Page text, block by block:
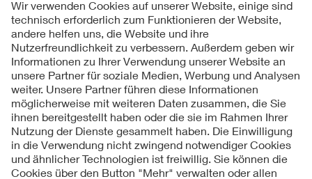
Folgen Sie uns
Kontakte
Service